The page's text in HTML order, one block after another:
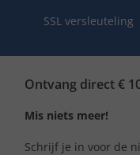
SSL versleuteling
Ontvang direct €
Mis niets meer!
Schrijf je in voor de